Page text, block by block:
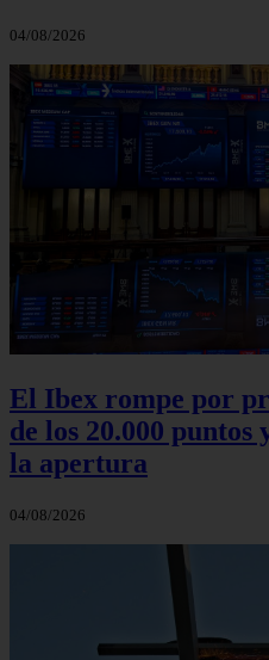
04/08/2026
El Ibex rompe por
de los 20.000 puntos
la apertura
04/08/2026